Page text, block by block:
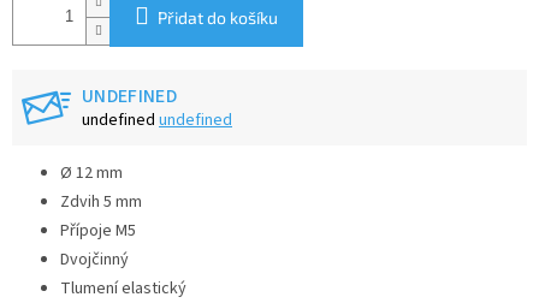
Přidat do košíku
UNDEFINED
undefined undefined
Ø 12 mm
Zdvih 5 mm
Přípoje M5
Dvojčinný
Tlumení elastický